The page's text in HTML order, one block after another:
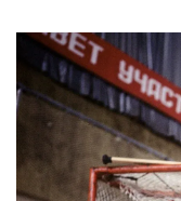
Нажимая кнопку
я принимаю условия и
Если у вас есть